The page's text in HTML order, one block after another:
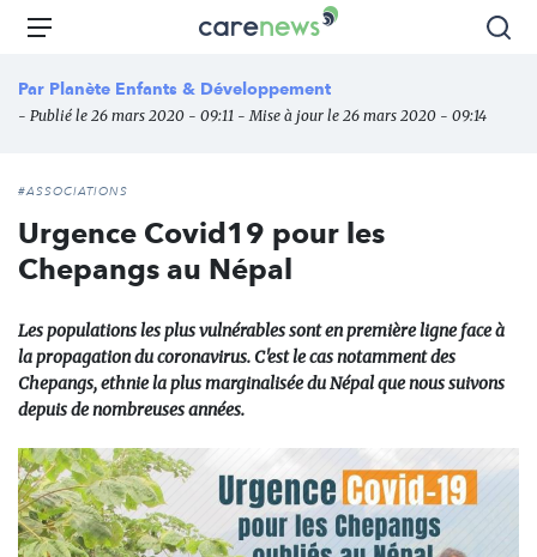
Aller
principal
Carenews,
média
des
Menu
Par Planète Enfants & Développement
- Publié le 26 mars 2020 - 09:11 - Mise à jour le 26 mars 2020 - 09:14
#ASSOCIATIONS
Urgence Covid19 pour les
Chepangs au Népal
Les populations les plus vulnérables sont en première ligne face à
la propagation du coronavirus. C'est le cas notamment des
Chepangs, ethnie la plus marginalisée du Népal que nous suivons
depuis de nombreuses années.